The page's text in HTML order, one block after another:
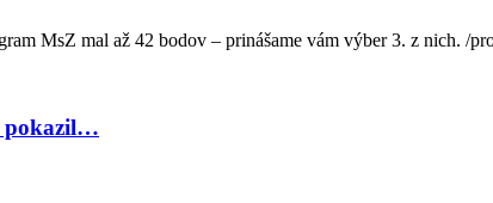
MsZ mal až 42 bodov – prinášame vám výber 3. z nich.
pokazil…